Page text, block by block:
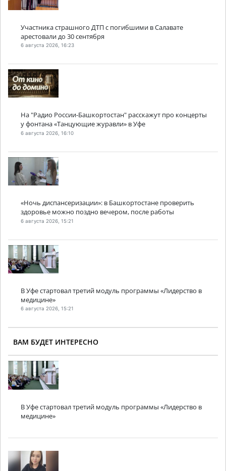
Участника страшного ДТП с погибшими в Салавате
арестовали до 30 сентября
6 августа 2026, 16:23
На "Радио России-Башкортостан" расскажут про концерты
у фонтана «Танцующие журавли» в Уфе
6 августа 2026, 16:10
«Ночь диспансеризации»: в Башкортостане проверить
здоровье можно поздно вечером, после работы
6 августа 2026, 15:21
В Уфе стартовал третий модуль программы «Лидерство в
медицине»
6 августа 2026, 15:21
ВАМ БУДЕТ ИНТЕРЕСНО
В Уфе стартовал третий модуль программы «Лидерство в
медицине»